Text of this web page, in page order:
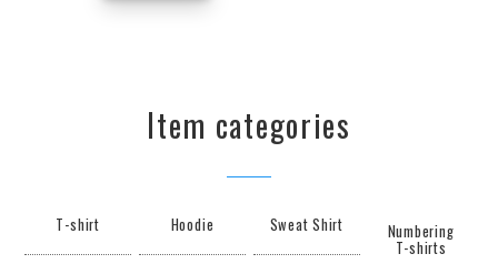
Item categories
T-shirt Hoodie Sweat Shirt Numbering
T-shirts